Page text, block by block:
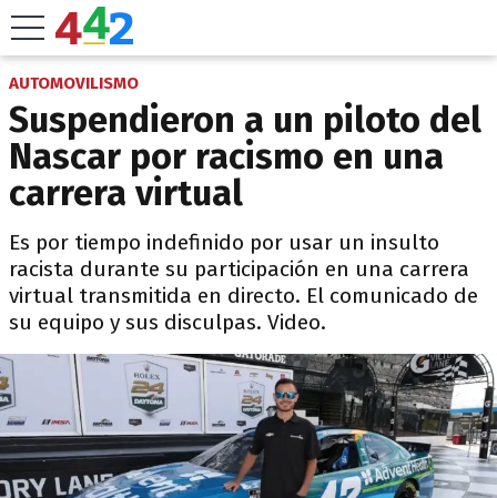
AUTOMOVILISMO
Suspendieron a un piloto del
Nascar por racismo en una
carrera virtual
Es por tiempo indefinido por usar un insulto
racista durante su participación en una carrera
virtual transmitida en directo. El comunicado de
su equipo y sus disculpas. Video.